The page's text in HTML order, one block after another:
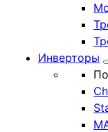
Инверторы